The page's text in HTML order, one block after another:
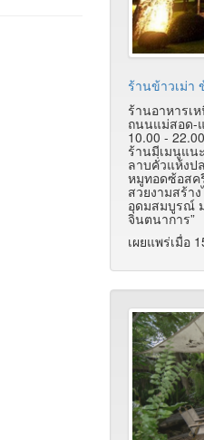
ร้านข้าวเม่า
ร้านอาหารเ
ถนนแม่สอด-
10.00 -
ร้านมีเมนูแน
ลาบคั่วแห้งป
หมูทอดซ้อสค
สวยงามสร้า
อุดมสมบูรณ์
จินตนาการ”
เผยแพร่เมื่อ